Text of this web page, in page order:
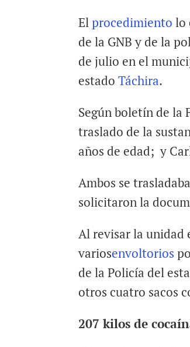
Elprocedimiento lo
de la GNB y de la
de julio en el
estado Táchira.
Según boletín de la
traslado de la
años de edad; y
Ambos se
solicitaron la
Al revisar la unidad
variosenvoltorios
de la Policía del
otros cuatro sacos
207 kilos de